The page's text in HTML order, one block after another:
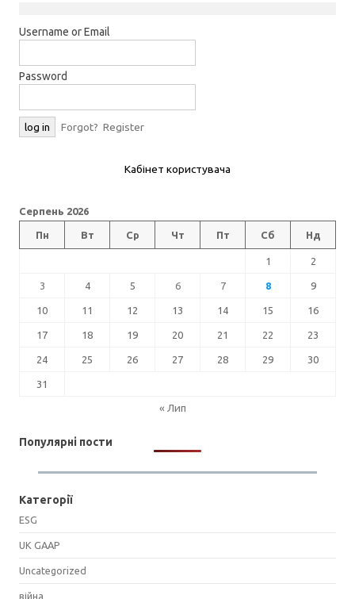
Username or Email
Password
Forgot? Register
Кабінет користувача
Серпень 2026
Пн Вт Ср Чт Пт Сб Нд
1 2
3 4 5 6 7 8 9
10 11 12 13 14 15 16
17 18 19 20 21 22 23
24 25 26 27 28 29 30
31
« Лип
Популярні пости
Категорії
ESG
UK GAAP
Uncategorized
війна